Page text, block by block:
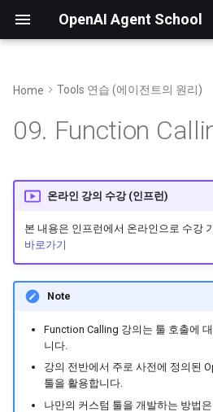
OpenAI Agent School
색
를
세
요
03. 조직 설정 및 무료 할당량 받기
06. 프롬프트 엔지니어링 실습
07. 추론 모델 실습 (GPT-5 등)
함수 정의 예시
16. Guardrails로 안전한 대화
17. state(전역), input(지역),
workflow(입력) 변수
18. MCP 및 widget으로 UI 답변
19. 반복문(While)과 File search
22. Cloudflare로 앱 배포하기
Home Tools 연습 (에이전트의 원리)
09. Function
온라인 강의 수강 (인프런)
본 내용은 인프런에서 온라인으로 수강
바로가기
Note
Function Calling 강의는 툴 호출에
니다.
강의 전반에서 주로 사전에 정의된
툴을 활용합니다.
나만의 커스텀 툴을 개발하는 방법